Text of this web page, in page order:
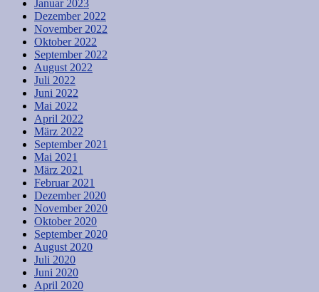
Januar 2023
Dezember 2022
November 2022
Oktober 2022
September 2022
August 2022
Juli 2022
Juni 2022
Mai 2022
April 2022
März 2022
September 2021
Mai 2021
März 2021
Februar 2021
Dezember 2020
November 2020
Oktober 2020
September 2020
August 2020
Juli 2020
Juni 2020
April 2020